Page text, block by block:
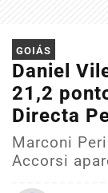
GOIÁS
Daniel
21,2
Directa
Marconi
Accorsi